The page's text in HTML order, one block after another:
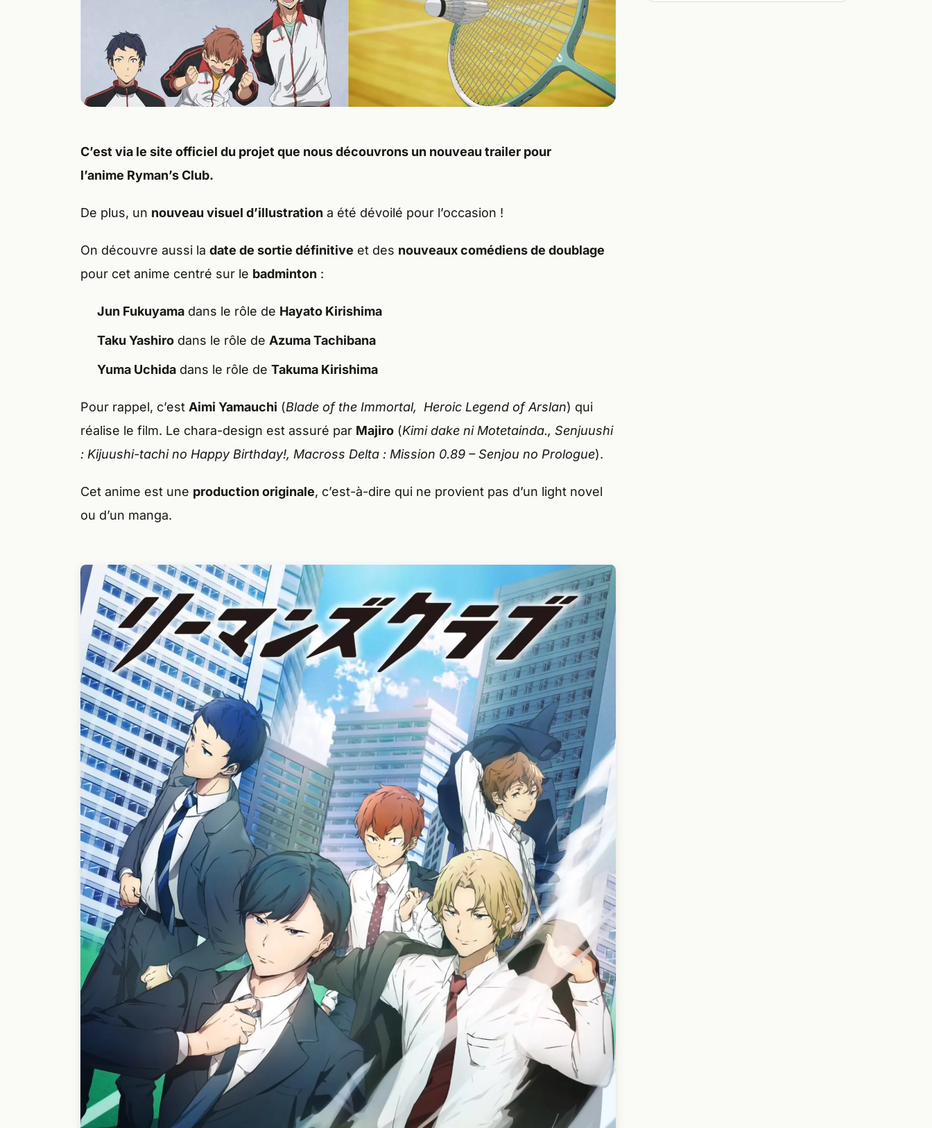
C’est via le site officiel du projetque nous découvrons un nouveau trailer pour
l’anime Ryman’s Club.
De plus, un nouveau visuel d’illustration a été dévoilé pour l’occasion !
On découvre aussi la date de sortie définitive et des nouveaux comédiens de doublage
pour cet anime centré sur le badminton :
Jun Fukuyama dans le rôle de Hayato Kirishima
Taku Yashiro dans le rôle de Azuma Tachibana
Yuma Uchida dans le rôle de Takuma Kirishima
Pour rappel, c’est Aimi Yamauchi (Blade of the Immortal, Heroic Legend of Arslan) qui
réalise le film. Le chara-design est assuré par Majiro (Kimi dake ni Motetainda., Senjuushi
: Kijuushi-tachi no Happy Birthday!, Macross Delta : Mission 0.89 – Senjou no Prologue).
Cet anime est une production originale, c’est-à-dire qui ne provient pas d’un light novel
ou d’un manga.